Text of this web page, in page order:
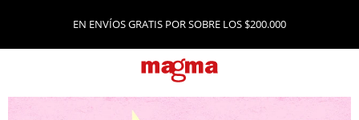
EN ENVÍOS GRATIS POR SOBRE LOS $200.000